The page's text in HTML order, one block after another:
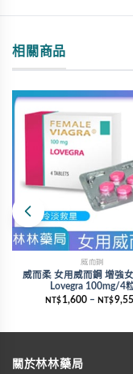
相關商品
威而鋼
威而柔 女用威而鋼 增強
Lovegra 100mg/4
NT$ 1,600 – NT$
關於林林藥局